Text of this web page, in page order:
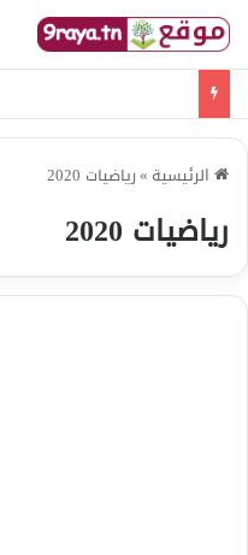
الرئيسية »رياضيات 2020
رياضيات 2020